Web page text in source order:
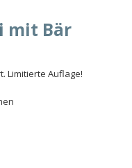
mit Bär
Limitierte Auflage!